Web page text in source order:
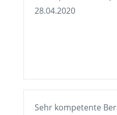
28.04.2020
Sehr kompetente